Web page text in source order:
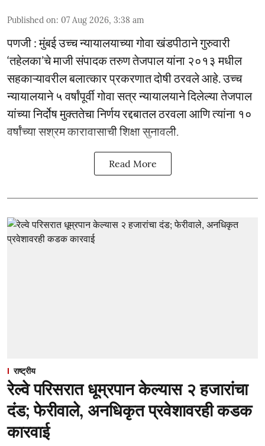
Published on: 07 Aug 2026, 3:38 am
पणजी : मुंबई उच्च न्यायालयाच्या गोवा खंडपीठाने गुरुवारी
‘तहेलका’चे माजी संपादक तरुण तेजपाल यांना २०१३ मधील
सहकाऱ्यावरील बलात्कार प्रकरणात दोषी ठरवले आहे. उच्च
न्यायालयाने ५ वर्षांपूर्वी गोवा सत्र न्यायालयाने दिलेल्या तेजपाल
यांच्या निर्दोष मुक्ततेचा निर्णय रद्दबातल ठरवला आणि त्यांना १०
वर्षांच्या सश्रम कारावासाची शिक्षा सुनावली.
Read More
राष्ट्रीय
रेल्वे परिसरात धूम्रपान केल्यास २ हजारांचा
दंड; फेरीवाले, अनधिकृत प्रवेशावरही कडक
कारवाई